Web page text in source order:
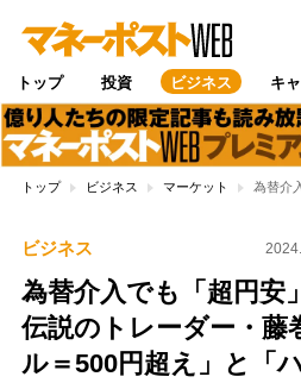
トップ 投資 ビジネス キ
トップ ビジネス マーケット 為替介
ビジネス
為替介入でも「超円
伝説のトレーダー・藤
ル＝500円超え」と「